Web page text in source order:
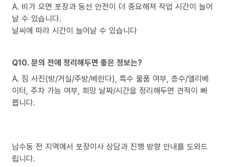
A. 비가 오면 포장과 동선 안전이 더 중요해져 작업 시간이 늘어
날 수 있습니다.
날씨에 따라 시간이 늘어날 수 있습니다
Q10. 문의 전에 정리해두면 좋은 정보는?
A. 짐 사진(방/거실/주방/베란다), 특수 물품 여부, 층수/엘리베
이터, 주차 가능 여부, 희망 날짜/시간을 정리해두면 견적이 빠
릅니다.
남수동 전 지역에서 포장이사 상담과 진행 방향 안내를 도와드
립니다.